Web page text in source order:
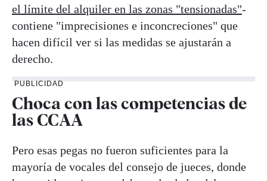
el límite del alquiler en las zonas "tensionadas"-
contiene "imprecisiones e inconcreciones" que
hacen difícil ver si las medidas se ajustarán a
derecho.
PUBLICIDAD
Choca con las competencias de
las CCAA
Pero esas pegas no fueron suficientes para la
mayoría de vocales del consejo de jueces, donde